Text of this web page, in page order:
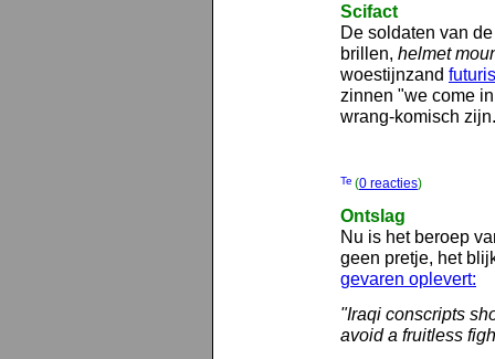
Scifact
De soldaten van
brillen, helmet
woestijnzand
zinnen "we come
wrang-komisch zijn.
(0 reacties)
Ontslag
Nu is het beroep
geen pretje, het
gevaren oplevert:
"Iraqi conscripts
avoid a fruitless